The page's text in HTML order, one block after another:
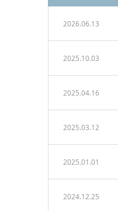
2026.06.13
2025.10.03
2025.04.16
2025.03.12
2025.01.01
2024.12.25